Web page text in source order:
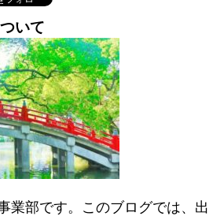
いて
業部です。このブログでは、出